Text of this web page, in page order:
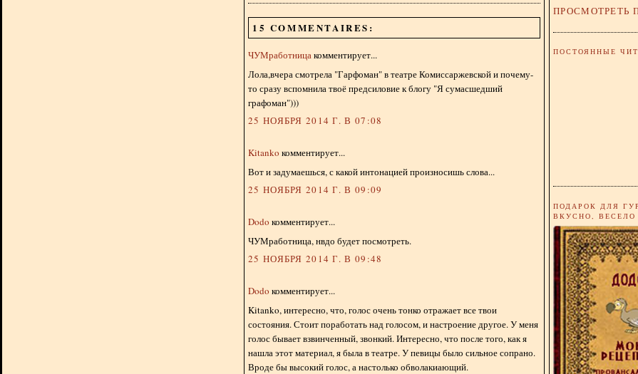
15 COMMENTAIRES:
ЧУМработницакомментирует...
Лола,вчера смотрела "Гарфоман" в театре Комиссаржевской и почему-
то сразу вспомнила твоё предсиловие к блогу "Я сумасшедший
графоман")))
25 НОЯБРЯ 2014 Г. В 07:08
Kitanko комментирует...
Вот и задумаешься, с какой интонацией произносишь слова...
25 НОЯБРЯ 2014 Г. В 09:09
Dodo комментирует...
ЧУМработница, нвдо будет посмотреть.
25 НОЯБРЯ 2014 Г. В 09:48
Dodo комментирует...
Kitanko, интересно, что, голос очень тонко отражает все твои
состояния. Стоит поработать над голосом, и настроение другое. У меня
голос бывает взвинченный, звонкий. Интересно, что после того, как я
нашла этот материал, я была в театре. У певицы было сильное сопрано.
Вроде бы высокий голос, а настолько обволакиающий.
ПРОСМОТРЕТЬ
ПОСТОЯННЫЕ
ПОДАРОК ДЛЯ
ВКУСНО,